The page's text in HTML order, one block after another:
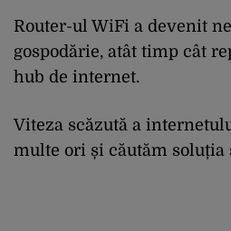
Router-ul WiFi a devenit
gospodărie, atât timp cât
hub de internet.
Viteza scăzută a
multe ori și căutăm soluția